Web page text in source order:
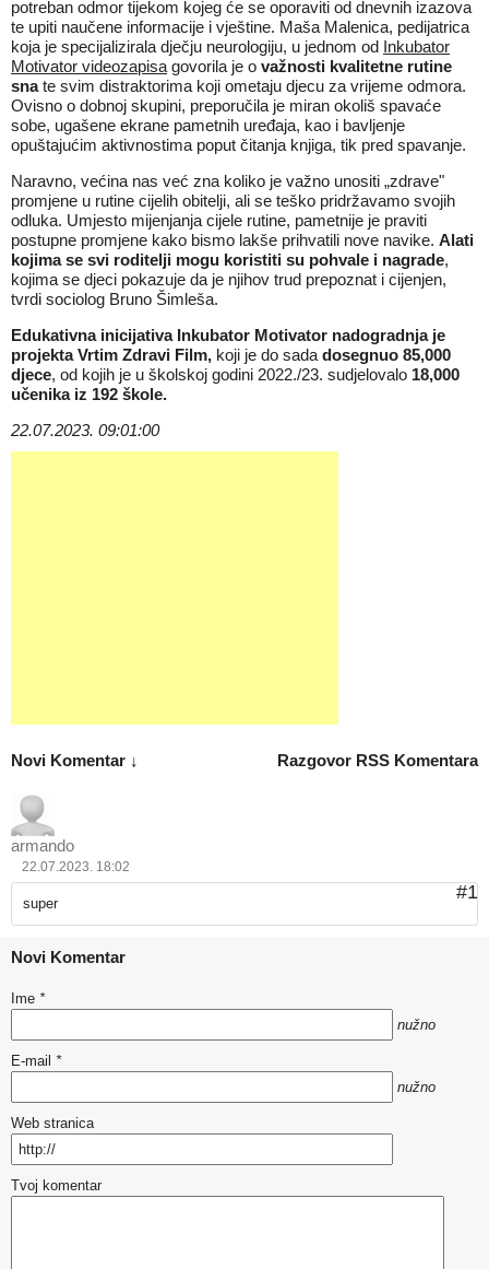
potreban odmor tijekom kojeg će se oporaviti od dnevnih izazova
te upiti naučene informacije i vještine. Maša Malenica, pedijatrica
koja je specijalizirala dječju neurologiju, u jednom od Inkubator
Motivator videozapisa govorila je o važnosti kvalitetne rutine
snate svim distraktorima koji ometaju djecu za vrijeme odmora.
Ovisno o dobnoj skupini, preporučila je miran okoliš spavaće
sobe, ugašene ekrane pametnih uređaja, kao i bavljenje
opuštajućim aktivnostima poput čitanja knjiga, tik pred spavanje.
Naravno, većina nas već zna koliko je važno unositi „zdrave"
promjene u rutine cijelih obitelji, ali se teško pridržavamo svojih
odluka. Umjesto mijenjanja cijele rutine, pametnije je praviti
postupne promjene kako bismo lakše prihvatili nove navike. Alati
kojima se svi roditelji mogu koristiti su pohvale i nagrade,
kojima se djeci pokazuje da je njihov trud prepoznat i cijenjen,
tvrdi sociolog Bruno Šimleša.
Edukativna inicijativa Inkubator Motivator nadogradnja je
projekta Vrtim Zdravi Film, koji je do sada dosegnuo 85,000
djece, od kojih je u školskoj godini 2022./23. sudjelovalo 18,000
učenika iz 192 škole.
22.07.2023. 09:01:00
Razgovor RSS Komentara
Novi Komentar ↓
armando
22.07.2023. 18:02
#1
super
Novi Komentar
Ime *
nužno
E-mail *
nužno
Web stranica
Tvoj komentar